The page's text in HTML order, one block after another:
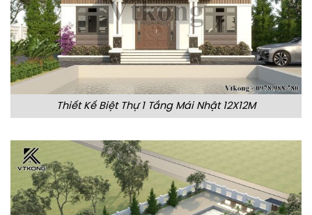
Thiết Kế Biệt Thự 1 Tầng Mái Nhật 12X12M